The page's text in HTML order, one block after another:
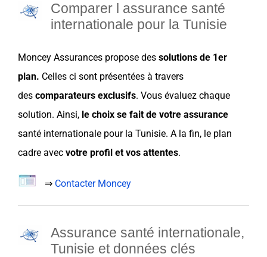
Comparer l assurance santé
internationale pour la Tunisie
Moncey Assurances propose des solutions de 1er
plan. Celles ci sont présentées à travers
des comparateurs exclusifs. Vous évaluez chaque
solution. Ainsi, le choix se fait de votre assurance
santé internationale pour la Tunisie. A la fin, le plan
cadre avec votre profil et vos attentes.
⇒ Contacter Moncey
Assurance santé internationale,
Tunisie et données clés